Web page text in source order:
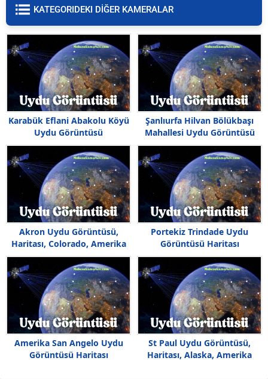
KATEGORIDEKI DİĞER KAMERALAR
Karabük Eflani Abakolu Köyü
Uydu Görüntüsü
Şanlıurfa Hilvan Bölükbaşı
Mahallesi Uydu Görüntüsü
Haritası
Akron Uydu Görüntüsü,
Haritası, Colorado, Amerika
Portekiz Trindade Uydu
Görüntüsü Haritası
Amerika San Angelo Uydu
Görüntüsü Haritası
St Paul Uydu Görüntüsü,
Haritası, Alaska, Amerika